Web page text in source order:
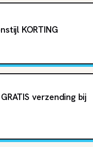
KORTING
verzending bij